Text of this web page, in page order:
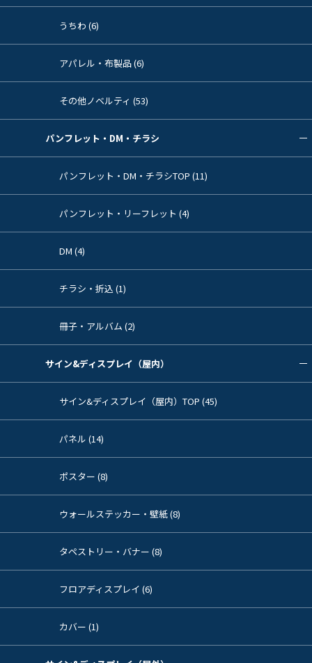
うちわ (6)
アパレル・布製品 (6)
その他ノベルティ (53)
パンフレット・DM・チラシ
パンフレット・DM・チラシTOP (11)
パンフレット・リーフレット (4)
DM (4)
チラシ・折込 (1)
冊子・アルバム (2)
サイン&ディスプレイ（屋内）
サイン&ディスプレイ（屋内）TOP (45)
パネル (14)
ポスター (8)
ウォールステッカー・壁紙 (8)
タペストリー・バナー (8)
フロアディスプレイ (6)
カバー (1)